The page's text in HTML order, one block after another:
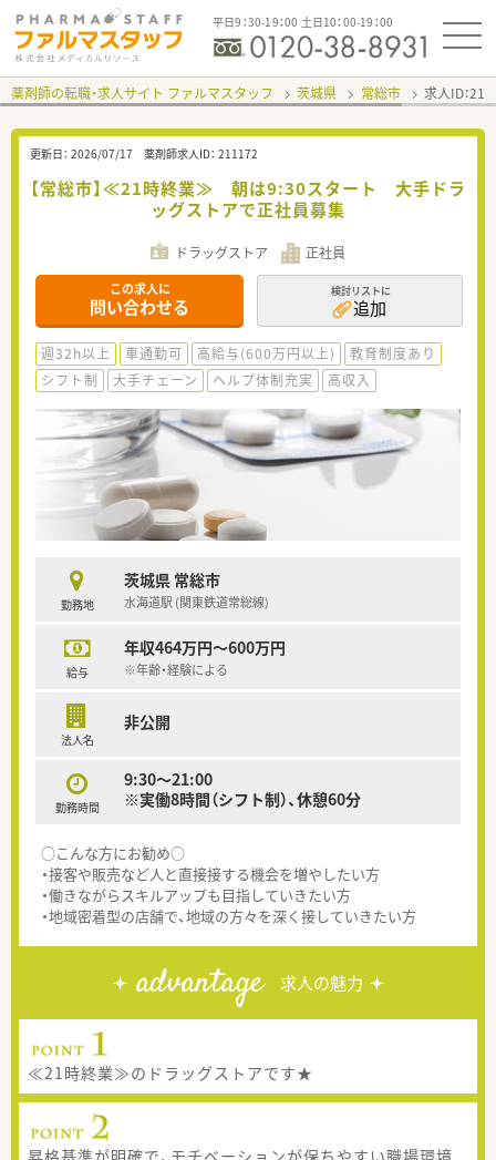
平日9：30-19：00 土日10：00-19：00
薬剤師の転職・求人サイト ファルマスタッフ 茨城県 常総市 求人ID：
更新日： 2026/07/17 薬剤師求人ID： 211172
【常総市】≪21時終業≫ 朝は9:30スタート 大手ドラ
ッグストアで正社員募集
ドラッグストア 正社員
この求人に
問い合わせる
検討リストに
追加
週32h以上 車通勤可 高給与(600万円以上)
教育制度あり
シフト制
大手チェーン ヘルプ体制充実 高収入
勤務地
茨城県 常総市
水海道駅 (関東鉄道常総線)
給与
年収464万円～600万円
※年齢・経験による
法人名
非公開
勤務時間
9:30～21:00
※実働8時間（シフト制）、休憩60分
○こんな方にお勧め○
・接客や販売など人と直接接する機会を増やしたい方
・働きながらスキルアップも目指していきたい方
・地域密着型の店舗で、地域の方々を深く接していきたい方
advantage 求人の魅力
≪21時終業≫のドラッグストアです★
昇格基準が明確で、モチベーションが保ちやすい職場環境